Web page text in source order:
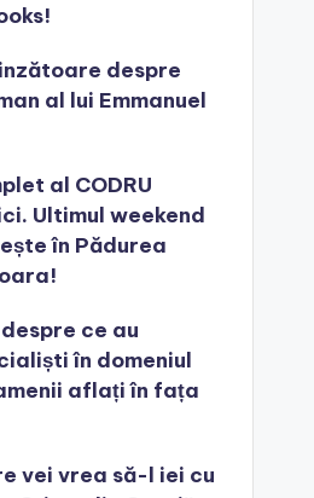
despre
al lui Emmanuel
al CODRU
Ultimul weekend
în Pădurea
ce au
în domeniul
aflați în fața
vei vrea să-l iei cu